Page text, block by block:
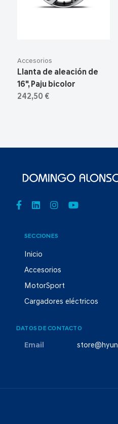
Accesorios
Llanta de aleación de
16", Paju bicolor
242,50 €
SECCIONES
Inicio
Accesorios
MotorSport
Cargadores eléctricos
DATOS DE CONTACTO
Email